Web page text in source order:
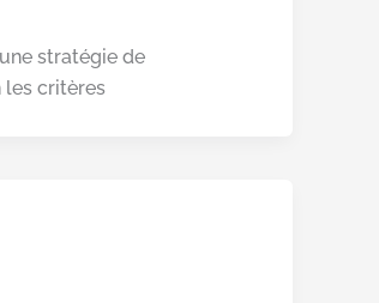
stratégie de
les critères